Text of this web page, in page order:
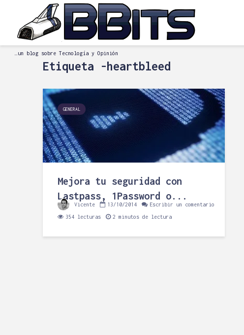
…un blog sobre Tecnología y Opinión
Etiqueta -heartbleed
GENERAL
Mejora tu seguridad con
Lastpass, 1Password o...
Vicente 13/10/2014 Escribir un comentario
354 lecturas 2 minutos de lectura